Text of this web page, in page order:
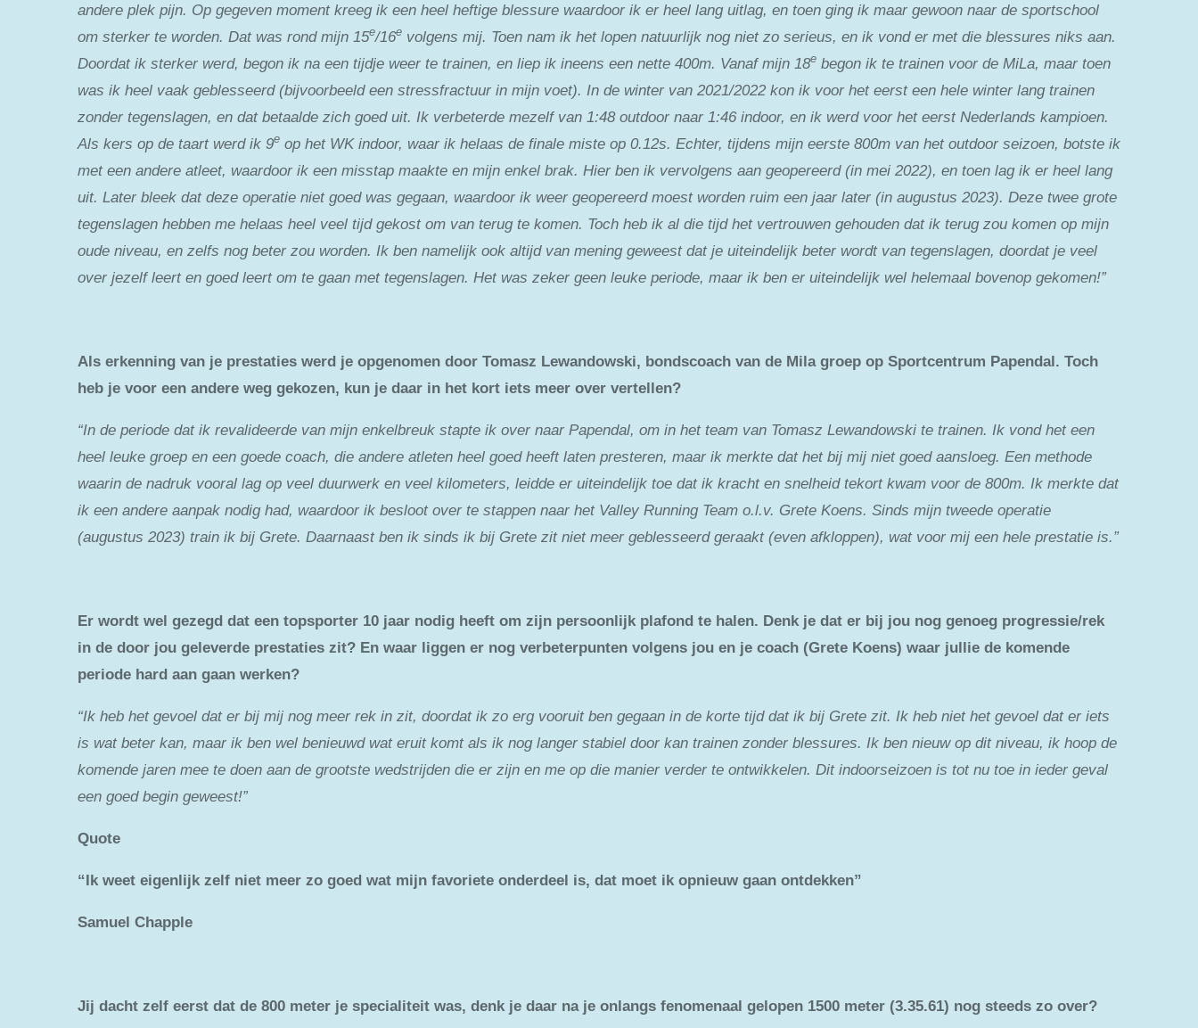
andere plek pijn. Op gegeven moment kreeg ik een heel heftige blessure waardoor ik er heel lang uitlag, en toen ging ik maar gewoon naar de sportschool
om sterker te worden. Dat was rond mijn 15e/16e volgens mij. Toen nam ik het lopen natuurlijk nog niet zo serieus, en ik vond er met die blessures niks aan.
Doordat ik sterker werd, begon ik na een tijdje weer te trainen, en liep ik ineens een nette 400m. Vanaf mijn 18e begon ik te trainen voor de MiLa, maar toen
was ik heel vaak geblesseerd (bijvoorbeeld een stressfractuur in mijn voet). In de winter van 2021/2022 kon ik voor het eerst een hele winter lang trainen
zonder tegenslagen, en dat betaalde zich goed uit. Ik verbeterde mezelf van 1:48 outdoor naar 1:46 indoor, en ik werd voor het eerst Nederlands kampioen.
Als kers op de taart werd ik 9e op het WK indoor, waar ik helaas de finale miste op 0.12s. Echter, tijdens mijn eerste 800m van het outdoor seizoen, botste ik
met een andere atleet, waardoor ik een misstap maakte en mijn enkel brak. Hier ben ik vervolgens aan geopereerd (in mei 2022), en toen lag ik er heel lang
uit. Later bleek dat deze operatie niet goed was gegaan, waardoor ik weer geopereerd moest worden ruim een jaar later (in augustus 2023). Deze twee grote
tegenslagen hebben me helaas heel veel tijd gekost om van terug te komen. Toch heb ik al die tijd het vertrouwen gehouden dat ik terug zou komen op mijn
oude niveau, en zelfs nog beter zou worden. Ik ben namelijk ook altijd van mening geweest dat je uiteindelijk beter wordt van tegenslagen, doordat je veel
over jezelf leert en goed leert om te gaan met tegenslagen. Het was zeker geen leuke periode, maar ik ben er uiteindelijk wel helemaal bovenop gekomen!”
Als erkenning van je prestaties werd je opgenomen door Tomasz Lewandowski, bondscoach van de Mila groep op Sportcentrum Papendal. Toch
heb je voor een andere weg gekozen, kun je daar in het kort iets meer over vertellen?
“In de periode dat ik revalideerde van mijn enkelbreuk stapte ik over naar Papendal, om in het team van Tomasz Lewandowski te trainen. Ik vond het een
heel leuke groep en een goede coach, die andere atleten heel goed heeft laten presteren, maar ik merkte dat het bij mij niet goed aansloeg. Een methode
waarin de nadruk vooral lag op veel duurwerk en veel kilometers, leidde er uiteindelijk toe dat ik kracht en snelheid tekort kwam voor de 800m. Ik merkte dat
ik een andere aanpak nodig had, waardoor ik besloot over te stappen naar het Valley Running Team o.l.v. Grete Koens. Sinds mijn tweede operatie
(augustus 2023) train ik bij Grete. Daarnaast ben ik sinds ik bij Grete zit niet meer geblesseerd geraakt (even afkloppen), wat voor mij een hele prestatie is.”
Er wordt wel gezegd dat een topsporter 10 jaar nodig heeft om zijn persoonlijk plafond te halen. Denk je dat er bij jou nog genoeg progressie/rek
in de door jou geleverde prestaties zit? En waar liggen er nog verbeterpunten volgens jou en je coach (Grete Koens) waar jullie de komende
periode hard aan gaan werken?
“Ik heb het gevoel dat er bij mij nog meer rek in zit, doordat ik zo erg vooruit ben gegaan in de korte tijd dat ik bij Grete zit. Ik heb niet het gevoel dat er iets
is wat beter kan, maar ik ben wel benieuwd wat eruit komt als ik nog langer stabiel door kan trainen zonder blessures. Ik ben nieuw op dit niveau, ik hoop de
komende jaren mee te doen aan de grootste wedstrijden die er zijn en me op die manier verder te ontwikkelen. Dit indoorseizoen is tot nu toe in ieder geval
een goed begin geweest!”
Quote
“Ik weet eigenlijk zelf niet meer zo goed wat mijn favoriete onderdeel is, dat moet ik opnieuw gaan ontdekken”
Samuel Chapple
Jij dacht zelf eerst dat de 800 meter je specialiteit was, denk je daar na je onlangs fenomenaal gelopen 1500 meter (3.35.61) nog steeds zo over?